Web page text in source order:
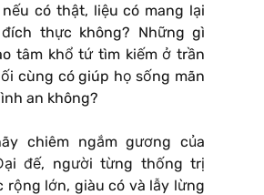
có thật, liệu có mang lại
thực không? Những gì
tâm khổ tứ tìm kiếm ở trần
cùng có giúp họ sống mãn
an không?
chiêm ngắm gương của
đế, người từng thống trị
rộng lớn, giàu có và lẫy lừng